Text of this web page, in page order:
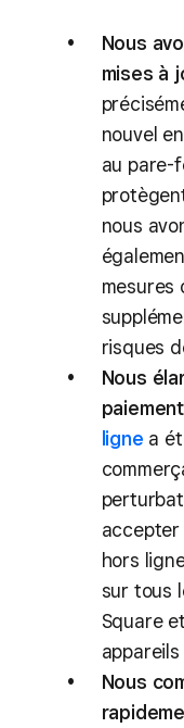
Nous
mises à
nouvel
au pare-
nous
mesures
risques
Nous
ligne a
accepter
hors
sur tous
Square
Nous